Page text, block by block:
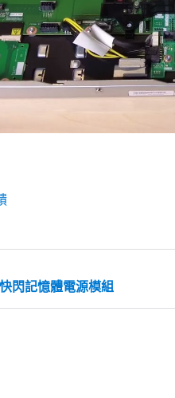
閃記憶體電源模組